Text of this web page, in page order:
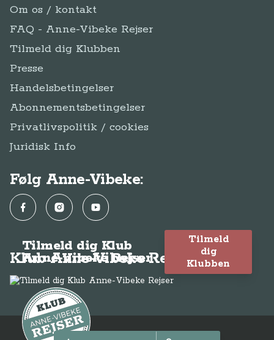
Om os / kontakt
FAQ - Anne-Vibeke Rejser
Tilmeld dig Klubben
Presse
Handelsbetingelser
Abonnementsbetingelser
Privatlivspolitik / cookies
Juridisk Info
Følg Anne-Vibeke:
FacebookInstagramYouTube
Klub Anne-Vibeke Rejser
Tilmeld dig Klub
Anne-Vibeke Rejser
Tilmeld
dig
Klubben
© Anne-Vibeke Rejser2026